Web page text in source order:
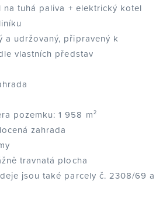
tuhá paliva + elektrický kotel
a udržovaný, připravený k
vlastních představ
pozemku: 1 958 m²
zahrada
travnatá plocha
jsou také parcely č. 2308/69 a